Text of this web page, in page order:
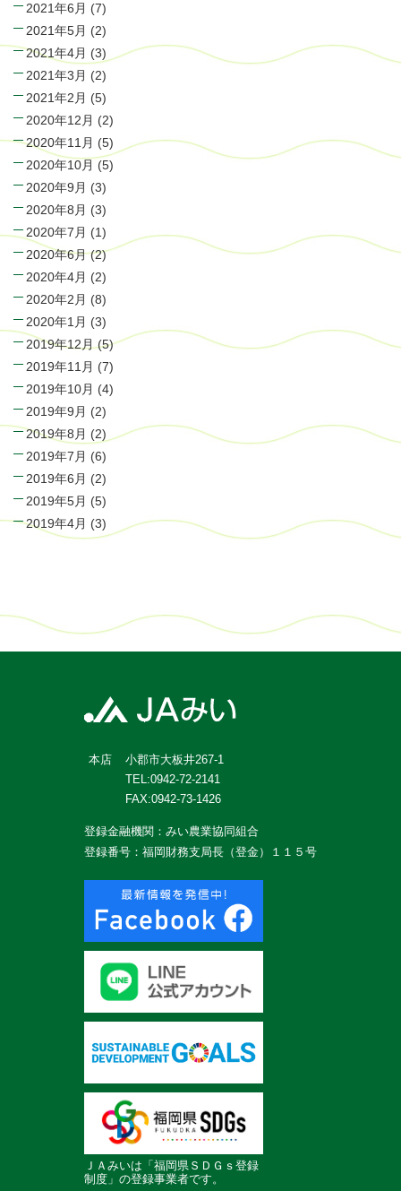
2021年6月 (7)
2021年5月 (2)
2021年4月 (3)
2021年3月 (2)
2021年2月 (5)
2020年12月 (2)
2020年11月 (5)
2020年10月 (5)
2020年9月 (3)
2020年8月 (3)
2020年7月 (1)
2020年6月(2)
2020年4月 (2)
2020年2月 (8)
2020年1月 (3)
2019年12月(5)
2019年11月 (7)
2019年10月 (4)
2019年9月 (2)
2019年8月 (2)
2019年7月 (6)
2019年6月 (2)
2019年5月 (5)
2019年4月 (3)
本店
小郡市大板井267-1
TEL:0942-72-2141
FAX:0942-73-1426
登録金融機関：みい農業協同組合
登録番号：福岡財務支局長（登金）１１５号
ＪＡみいは「福岡県ＳＤＧｓ登録
制度」の登録事業者です。